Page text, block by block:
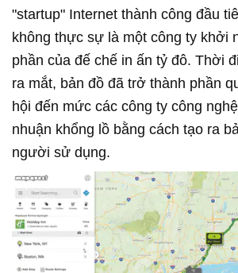
"startup" Internet thành công đầu
không thực sự là một công ty khởi
phần của đế chế in ấn tỷ đô. Thời
ra mắt, bản đồ đã trở thành phần
hội đến mức các công ty công
nhuận khổng lồ bằng cách tạo ra
người sử dụng.